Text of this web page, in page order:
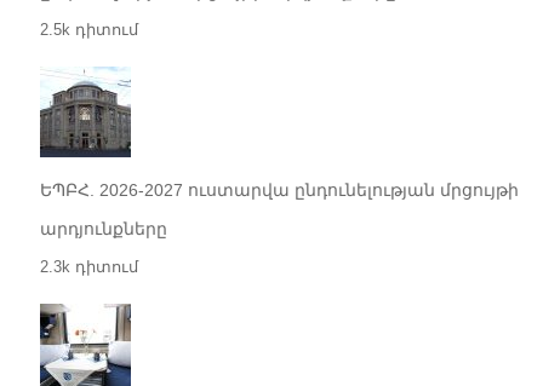
2.5k դիտում
ԵՊԲՀ. 2026-2027 ուստարվա ընդունելության մրցույթի
արդյունքները
2.3k դիտում